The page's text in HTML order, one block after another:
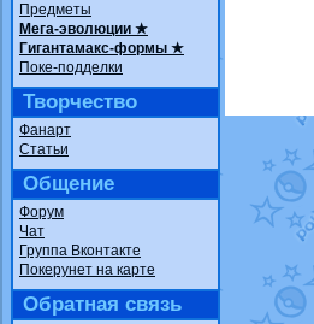
Предметы
Мега-эволюции ★
Гигантамакс-формы ★
Поке-подделки
Творчество
Фанарт
Статьи
Общение
Форум
Чат
Группа Вконтакте
Покерунет на карте
Обратная связь